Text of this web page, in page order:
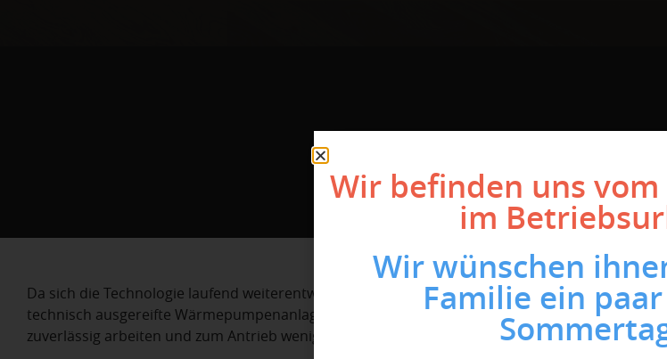
Da sich die Technologie laufend weiterentwickelt, sind heute hoch effiziente und
technisch ausgereifte Wärmepumpenanlagen am Markt, die über Jahrzehnte
zuverlässig arbeiten und zum Antrieb wenig Strom benötigen.
Wir befinden uns vom
im
Wir wünschen
Familie ein